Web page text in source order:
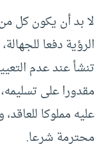
لا بد أن يكون كل
الرؤية دفعا
تنشأ عند عدم
مقدورا على
عليه مملوكا
محترمة شرعا.